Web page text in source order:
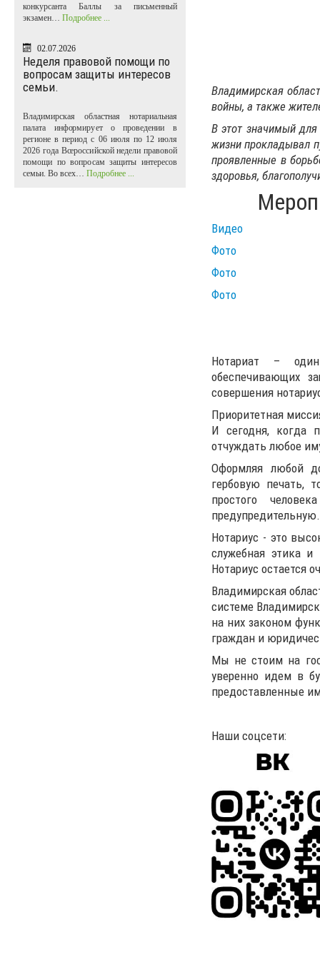
конкурсанта Баллы за письменный
экзамен… Подробнее ...
02.07.2026
Неделя правовой помощи по
вопросам защиты интересов
семьи.
Владимирская областная нотариальная
палата информирует о проведении в
регионе в период с 06 июля по 12 июля
2026 года Всероссийской недели правовой
помощи по вопросам защиты интересов
семьи. Во всех… Подробнее ...
Владимирская
войны, а также
В этот значимый
жизни прокладывал
проявленные в
здоровья,
Видео
Фото
Фото
Фото
Нотариат – один
обеспечивающих
совершения
Приоритетная
И сегодня, когда
отчуждать любое
Оформляя любой
гербовую печать,
простого
предупредительную.
Нотариус - это
служебная этика и
Нотариус остается
Владимирская
системе
на них законом
граждан и
Мы не стоим на
уверенно идем в
предоставленные
Наши соцсети: